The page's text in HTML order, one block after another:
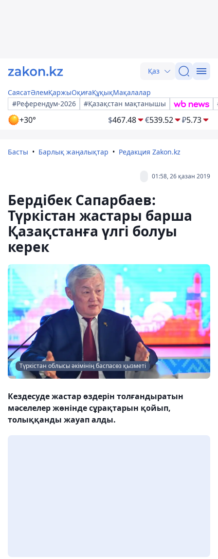
Қаз
СаясатӘлемҚаржыОқиғаҚұқықМақалалар
#Референдум-2026
#Қазақстан мақтанышы
+30° $467.48 €539.52 ₽5.73
Басты Барлық жаңалықтар Редакция Zakon.kz
01:58, 26 қазан 2019
Бердібек Сапарбаев:
Түркістан жастары барша
Қазақстанға үлгі болуы
керек
Түркістан облысы әкімінің баспасөз қызметі
Кездесуде жастар өздерін толғандыратын
мәселелер жөнінде сұрақтарын қойып,
толыққанды жауап алды.